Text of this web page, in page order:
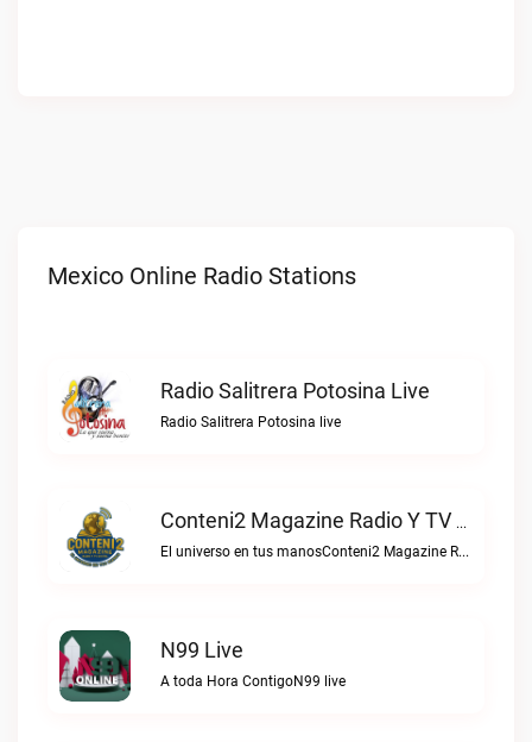
Mexico Online Radio Stations
Radio Salitrera Potosina Live
Radio Salitrera Potosina live
Conteni2 Magazine Radio Y TV Digital Live
El universo en tus manosConteni2 Magazine Radio y TV Digital live
N99 Live
A toda Hora ContigoN99 live